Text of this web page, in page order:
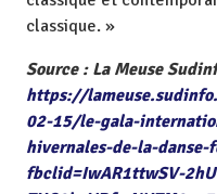
classique. »
Source : La Meuse
https://
02-15/le-gala-
hivernales-de-la-danse-
fbclid=IwAR1ttwSV-